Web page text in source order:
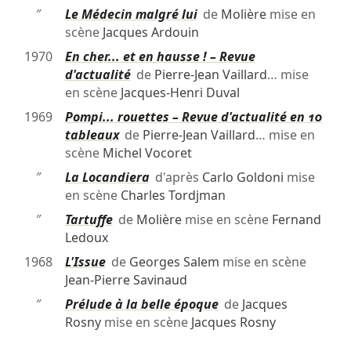
″
Le Médecin malgré luide Molièremise en
scène Jacques Ardouin
1970
En cher... et en hausse ! – Revue
d'actualitéde Pierre-Jean Vaillard… mise
en scène Jacques-Henri Duval
1969
Pompi... rouettes – Revue d'actualité en 10
tableauxde Pierre-Jean Vaillard… mise en
scène Michel Vocoret
″
La Locandierad'après Carlo Goldoni mise
en scène Charles Tordjman
″
Tartuffede Molièremise en scène Fernand
Ledoux
1968
L'Issuede Georges Salem mise en scène
Jean-Pierre Savinaud
″
Prélude à la belle époquede Jacques
Rosnymise en scène Jacques Rosny